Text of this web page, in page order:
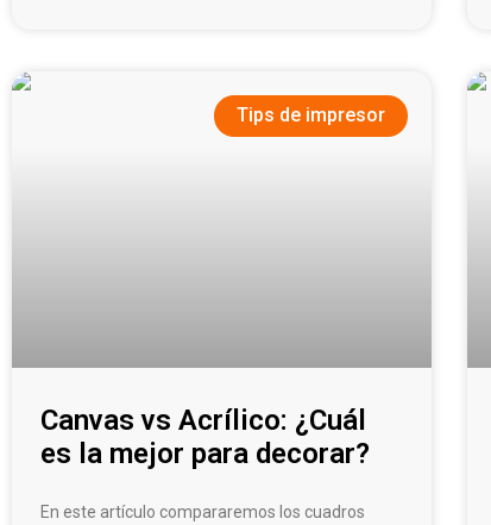
Tips de impresor
Canvas vs Acrílico: ¿Cuál
es la mejor para decorar?
En este artículo compararemos los cuadros